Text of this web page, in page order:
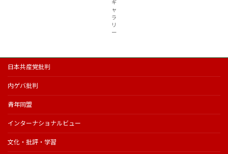
ギ
ャ
ラ
リ
ー
日本共産党批判
内ゲバ批判
青年同盟
インターナショナルビュー
文化・批評・学習